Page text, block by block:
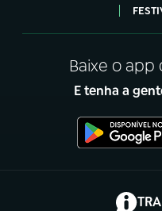
Baixe o app
E tenha a